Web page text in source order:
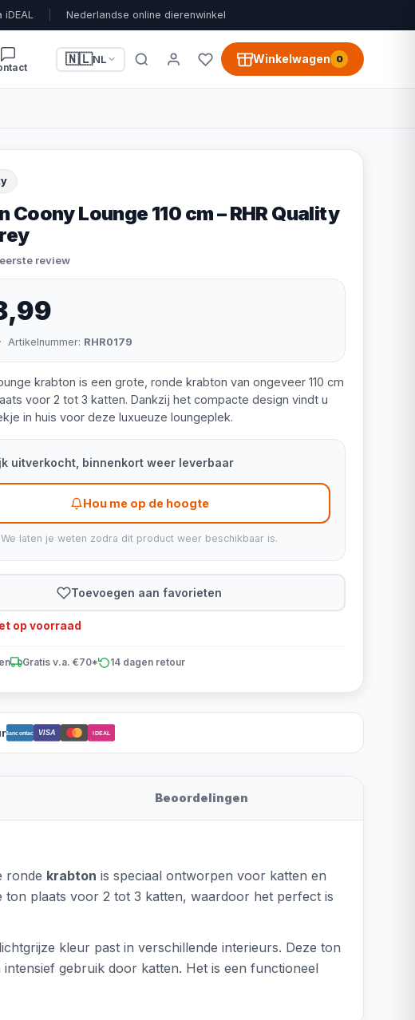
iDEAL Nederlandse online dierenwinkel
🇳🇱NL Winkelwagen 0
Coony Lounge 110 cm – RHR Quality
review
Artikelnummer: RHR0179
krabton is een grote, ronde krabton van ongeveer 110 cm
voor 2 tot 3 katten. Dankzij het compacte design vindt u
in huis voor deze luxueuze loungeplek.
uitverkocht, binnenkort weer leverbaar
Hou me op de hoogte
We laten je weten zodra dit product weer beschikbaar is.
Toevoegen aan favorieten
op voorraad
Gratis v.a. €70* 14 dagen retour
Bancontact VISA iDEAL
Beoordelingen
ronde krabton is speciaal ontworpen voor katten en
ton plaats voor 2 tot 3 katten, waardoor het perfect is
kleur past in verschillende interieurs. Deze ton
intensief gebruik door katten. Het is een functioneel